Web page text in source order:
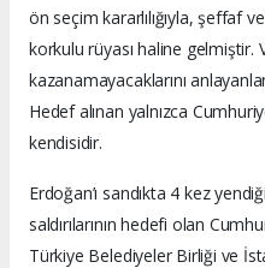
ön seçim kararlılığıyla, şeffaf
korkulu rüyası haline gelmiştir.
kazanamayacaklarını
Hedef alınan yalnızca
kendisidir.
Erdoğan’ı sandıkta 4 kez
saldırılarının hedefi olan
Türkiye Belediyeler Birliği ve